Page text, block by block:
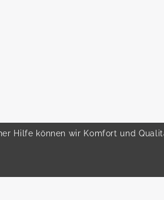
Hilfe können wir Komfort und